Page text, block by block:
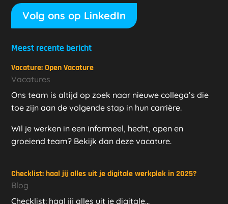
Volg ons op LinkedIn
Meest recente bericht
Vacature: Open Vacature
Vacatures
Ons team is altijd op zoek naar nieuwe collega’s die
toe zijn aan de volgende stap in hun carrière.
Wil je werken in een informeel, hecht, open en
groeiend team? Bekijk dan deze vacature.
Checklist: haal jij alles uit je digitale werkplek in 2025?
Blog
Checklist: haal jij alles uit je digitale...